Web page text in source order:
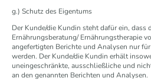
g.) Schutz des Eigentums
Der Kunde/die Kundin steht dafür ein, dass
Ernährungsberatung/ Ernährungstherapie
angefertigten Berichte und Analysen nur
werden. Der Kunde/die Kundin erhält
uneingeschränkte, ausschließliche und
an den genannten Berichten und Analysen.